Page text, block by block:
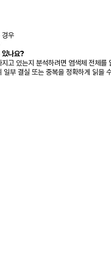
경우
있나요?
고 있는지 분석하려면 염색체 전체
일부 결실 또는 중복을 정확하게 읽